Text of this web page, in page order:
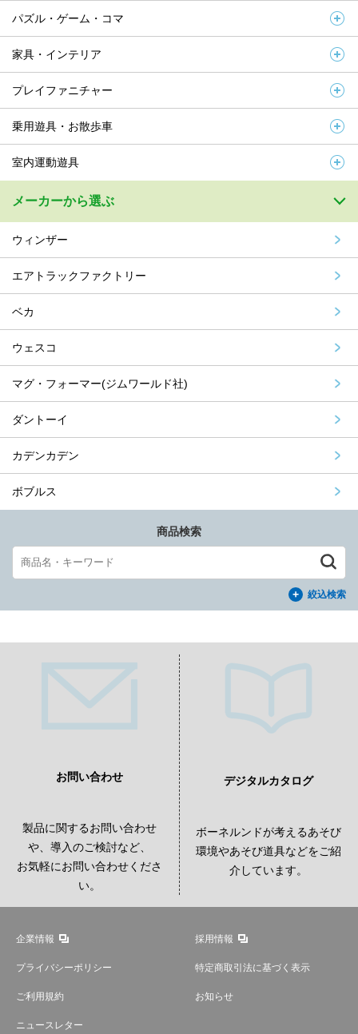
パズル・ゲーム・コマ
家具・インテリア
プレイファニチャー
乗用遊具・お散歩車
室内運動遊具
メーカーから選ぶ
ウィンザー
エアトラックファクトリー
ベカ
ウェスコ
マグ・フォーマー(ジムワールド社)
ダントーイ
カデンカデン
ボブルス
商品検索
絞込検索
お問い合わせ
製品に関するお問い合わせ
や、導入のご検討など、
お気軽にお問い合わせくださ
い。
デジタルカタログ
ボーネルンドが考えるあそび
環境やあそび道具などをご紹
介しています。
企業情報 採用情報
プライバシーポリシー 特定商取引法に基づく表示
ご利用規約 お知らせ
ニュースレター